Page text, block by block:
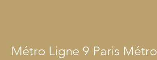
Métro Ligne 9 Paris Métro